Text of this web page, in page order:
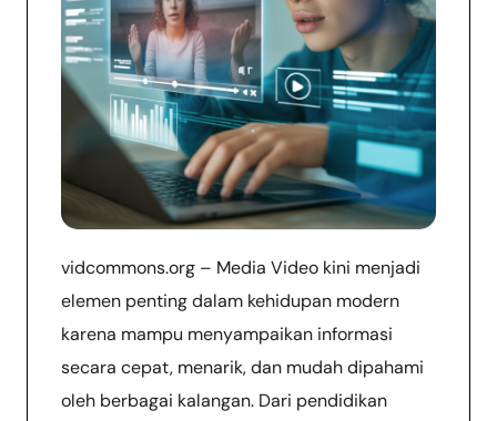
vidcommons.org – Media Video kini menjadi
elemen penting dalam kehidupan modern
karena mampu menyampaikan informasi
secara cepat, menarik, dan mudah dipahami
oleh berbagai kalangan. Dari pendidikan